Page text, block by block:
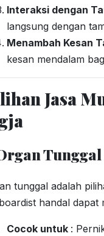
Interaksi dengan
langsung dengan
Menambah Kesan
kesan mendalam
Jasa
Tunggal
tunggal adalah
handal dapat
Cocok untuk :